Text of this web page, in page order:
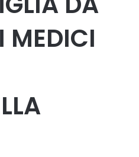
MEDICI